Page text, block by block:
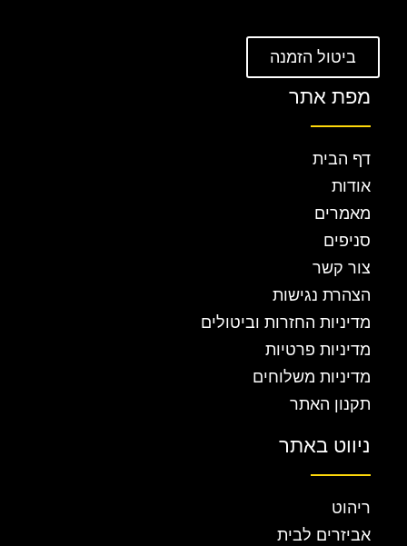
ביטול הזמנה
מפת אתר
דף הבית
אודות
מאמרים
סניפים
צור קשר
הצהרת נגישות
מדיניות החזרות וביטולים
מדיניות פרטיות
מדיניות משלוחים
תקנון האתר
ניווט באתר
ריהוט
אביזרים לבית